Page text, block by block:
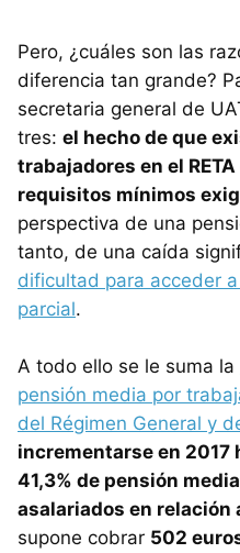
Pero, ¿cuáles son las
diferencia tan grande?
secretaria general de
tres: el hecho de que
trabajadores en el
requisitos mínimos
perspectiva de una
tanto, de una caída
dificultad para acceder
parcial.
A todo ello se le suma la
pensión media por
del Régimen General y
incrementarse en 2017
41,3% de pensión
asalariados en relación
supone cobrar 502